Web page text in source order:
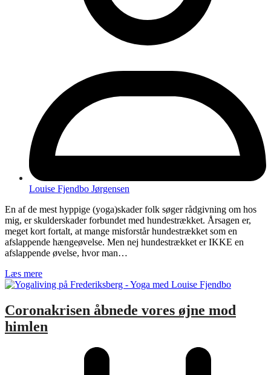
Louise Fjendbo Jørgensen
En af de mest hyppige (yoga)skader folk søger rådgivning om hos
mig, er skulderskader forbundet med hundestrækket. Årsagen er,
meget kort fortalt, at mange misforstår hundestrækket som en
afslappende hængeøvelse. Men nej hundestrækket er IKKE en
afslappende øvelse, hvor man…
Læs mere
Coronakrisen åbnede vores øjne mod
himlen